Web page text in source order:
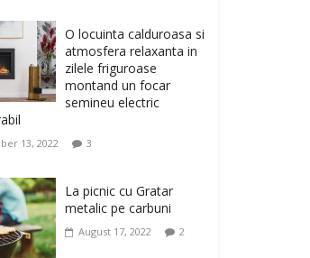
musculatura pentru un
corp sanatos si
armonios dezvoltat, cu
Flexor Fitness-dispozitiv
muschi
10, 2026
Ivatherm pentru o piele
neteda si elastica.
February 6, 2026
O locuinta calduroasa si
atmosfera relaxanta in
zilele friguroase
montand un focar
semineu electric
13, 2022 3
La picnic cu Gratar
metalic pe carbuni
August 17, 2022 2